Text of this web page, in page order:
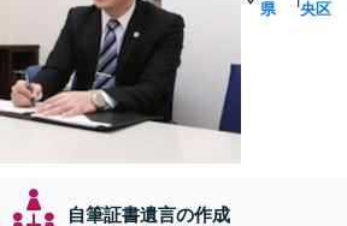
県
央区
自筆証書遺言の作成